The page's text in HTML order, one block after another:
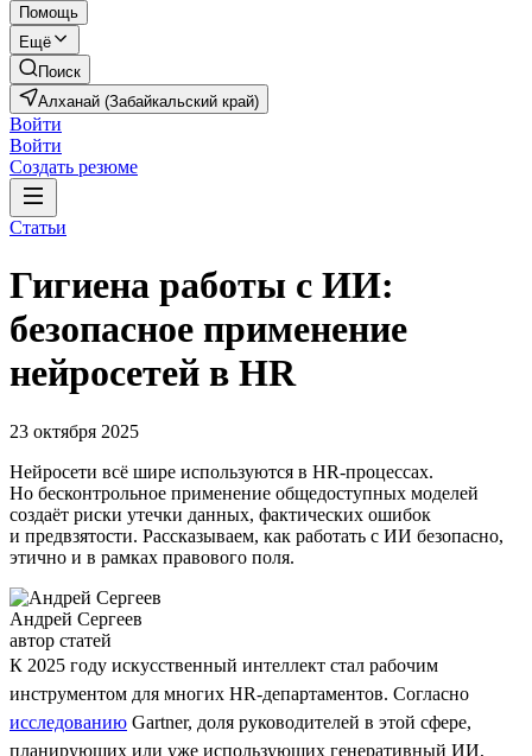
Помощь
Ещё
Поиск
Алханай (Забайкальский край)
Войти
Войти
Создать резюме
Статьи
Гигиена работы с ИИ:
безопасное применение
нейросетей в HR
23 октября 2025
Нейросети всё шире используются в HR-процессах.
Но бесконтрольное применение общедоступных моделей
создаёт риски утечки данных, фактических ошибок
и предвзятости. Рассказываем, как работать с ИИ безопасно,
этично и в рамках правового поля.
Андрей Сергеев
автор статей
К 2025 году искусственный интеллект стал рабочим
инструментом для многих HR-департаментов. Согласно
исследованию Gartner, доля руководителей в этой сфере,
планирующих или уже использующих генеративный ИИ,